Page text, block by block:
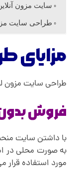
س
ر
ی
سایت مزون
طراحی سایت
مزایای
طراحی سایت مزون
فروش
به صورت محلی در
مورد استفاده قرار